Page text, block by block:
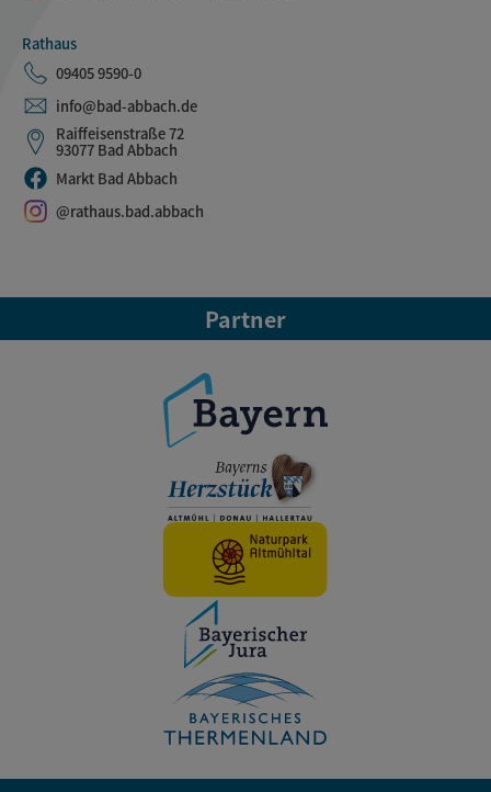
Rathaus
09405 9590-0
info@bad-abbach.de
Raiffeisenstraße 72
93077 Bad Abbach
Markt Bad Abbach
@rathaus.bad.abbach
Partner